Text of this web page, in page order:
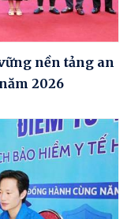
nền tảng an
2026